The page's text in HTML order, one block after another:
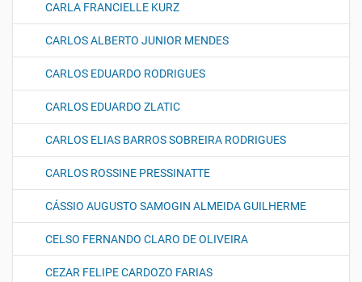
CARLA FRANCIELLE KURZ
CARLOS ALBERTO JUNIOR MENDES
CARLOS EDUARDO RODRIGUES
CARLOS EDUARDO ZLATIC
CARLOS ELIAS BARROS SOBREIRA RODRIGUES
CARLOS ROSSINE PRESSINATTE
CÁSSIO AUGUSTO SAMOGIN ALMEIDA GUILHERME
CELSO FERNANDO CLARO DE OLIVEIRA
CEZAR FELIPE CARDOZO FARIAS